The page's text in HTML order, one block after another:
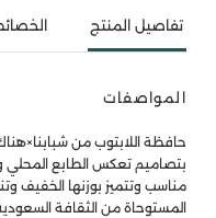
تفاصيل المنتج
المواصفات
حافظة اللابتوب من
بتصاميم تعكس الطابع المحلي
مناسب وتتميز بوزنها الخفيف
المستوحاة من الثقافة